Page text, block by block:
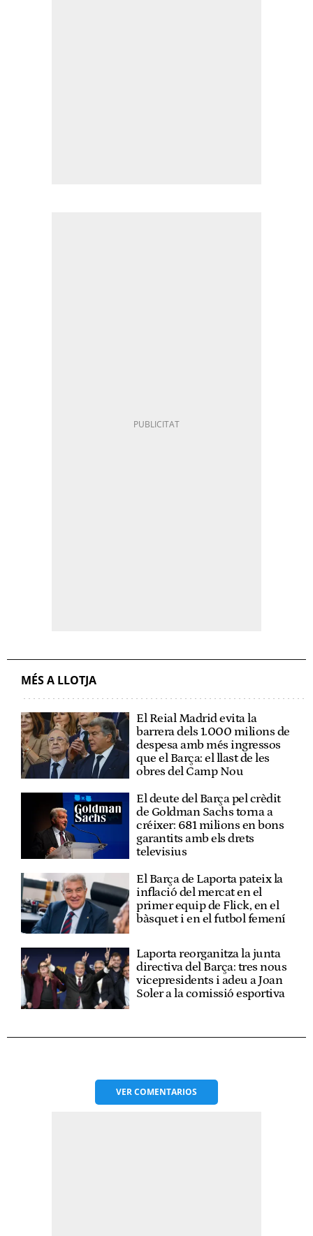
MÉS A LLOTJA
El Reial Madrid evita la
barrera dels 1.000 milions de
despesa amb més ingressos
que el Barça: el llast de les
obres del Camp Nou
El deute del Barça pel crèdit
de Goldman Sachs torna a
créixer: 681 milions en bons
garantits amb els drets
televisius
El Barça de Laporta pateix la
inflació del mercat en el
primer equip de Flick, en el
bàsquet i en el futbol femení
Laporta reorganitza la junta
directiva del Barça: tres nous
vicepresidents i adeu a Joan
Soler a la comissió esportiva
VERCOMENTARIOS